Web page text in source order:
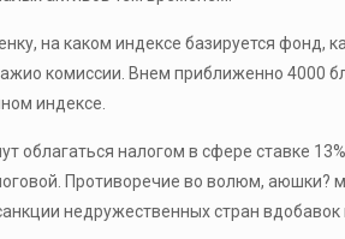
на каком индексе базируется фонд,
комиссии. Внем приближенно 4000
индексе.
облагаться налогом в сфере ставке
Противоречие во волюм,
недружественных стран